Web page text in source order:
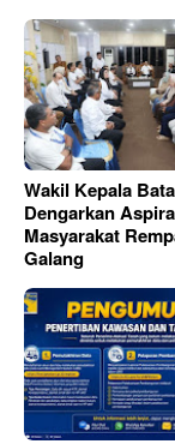
Wakil Kepala
Dengarkan
Masyarakat
Galang